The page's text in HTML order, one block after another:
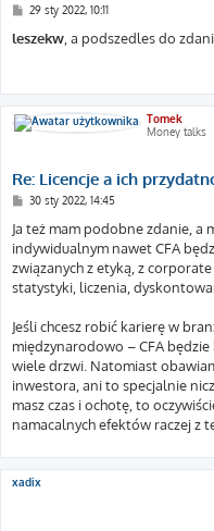
P
s
t
29 sty 2022, 10:11
leszekw , a podszedles do
Tomek
Money talks
Re: Licencje a ich
P
s
30 sty 2022, 14:45
Ja też mam podobne zdanie,
indywidualnym nawet CFA
związanych z etyką, z
statystyki, liczenia,
Jeśli chcesz robić karierę w
międzynarodowo – CFA
wiele drzwi. Natomiast
inwestora, ani to specjalnie
masz czas i ochotę, to
namacalnych efektów raczej z
xadix